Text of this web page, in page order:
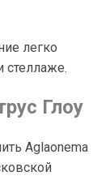
легко
стеллаже.
Глоу
Aglaonema